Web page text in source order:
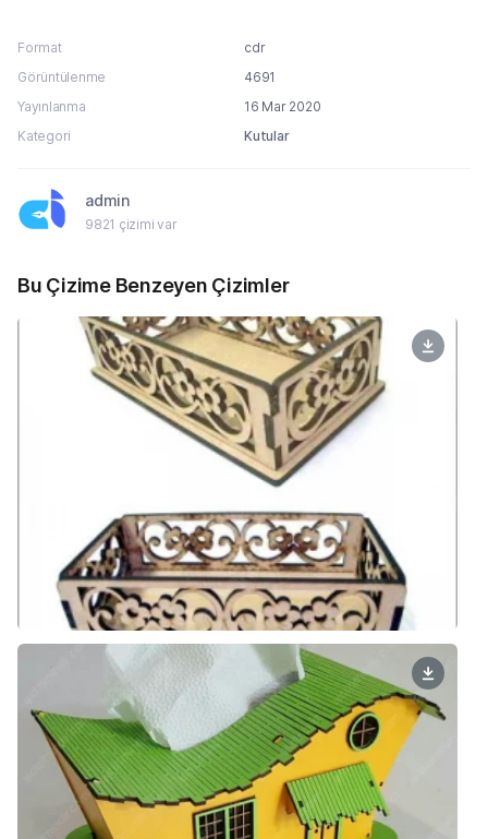
Format
cdr
Görüntülenme
4691
Yayınlanma
16 Mar 2020
Kategori
Kutular
admin
9821 çizimi var
Bu Çizime Benzeyen Çizimler